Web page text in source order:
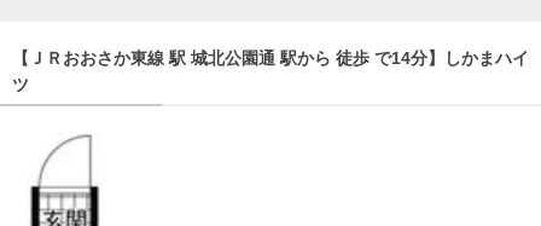
【ＪＲおおさか東線 駅 城北公園通 駅から 徒歩 で14分】しかまハイ
ツ